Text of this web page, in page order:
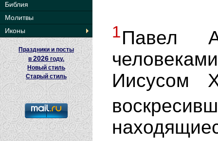
Библия
Молитвы
Иконы
Праздники и посты
в2026 году.
Новый стиль
Старый стиль
1Павел
Иисусом